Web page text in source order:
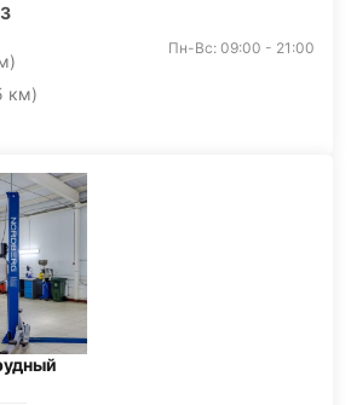
км)
Пн-Вс: 09:00 - 21:00